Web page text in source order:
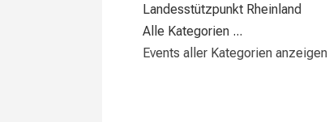
Landesstützpunkt Rheinland
Alle Kategorien ...
Events aller Kategorien anzeigen